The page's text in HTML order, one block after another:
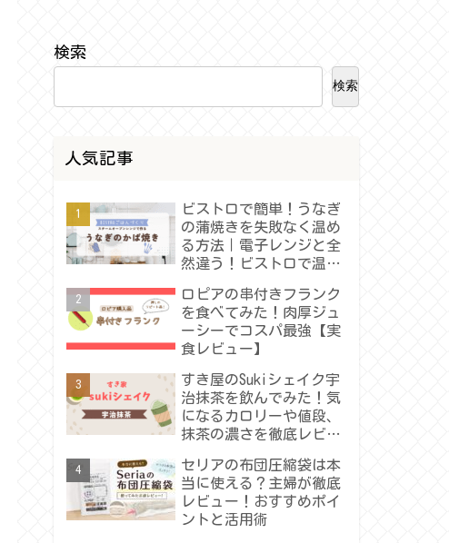
検索
検索
人気記事
ビストロで簡単！うなぎ
の蒲焼きを失敗なく温め
る方法｜電子レンジと全
然違う！ビストロで温め
ー
ロピアの串付きフランク
を食べてみた！肉厚ジュ
ーシーでコスパ最強【実
食レビュー】
すき屋のSukiシェイク宇
治抹茶を飲んでみた！気
になるカロリーや値段、
抹茶の濃さを徹底レビュ
セリアの布団圧縮袋は本
当に使える？主婦が徹底
レビュー！おすすめポイ
ントと活用術